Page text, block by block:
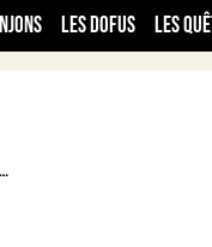
Les Dofus Les